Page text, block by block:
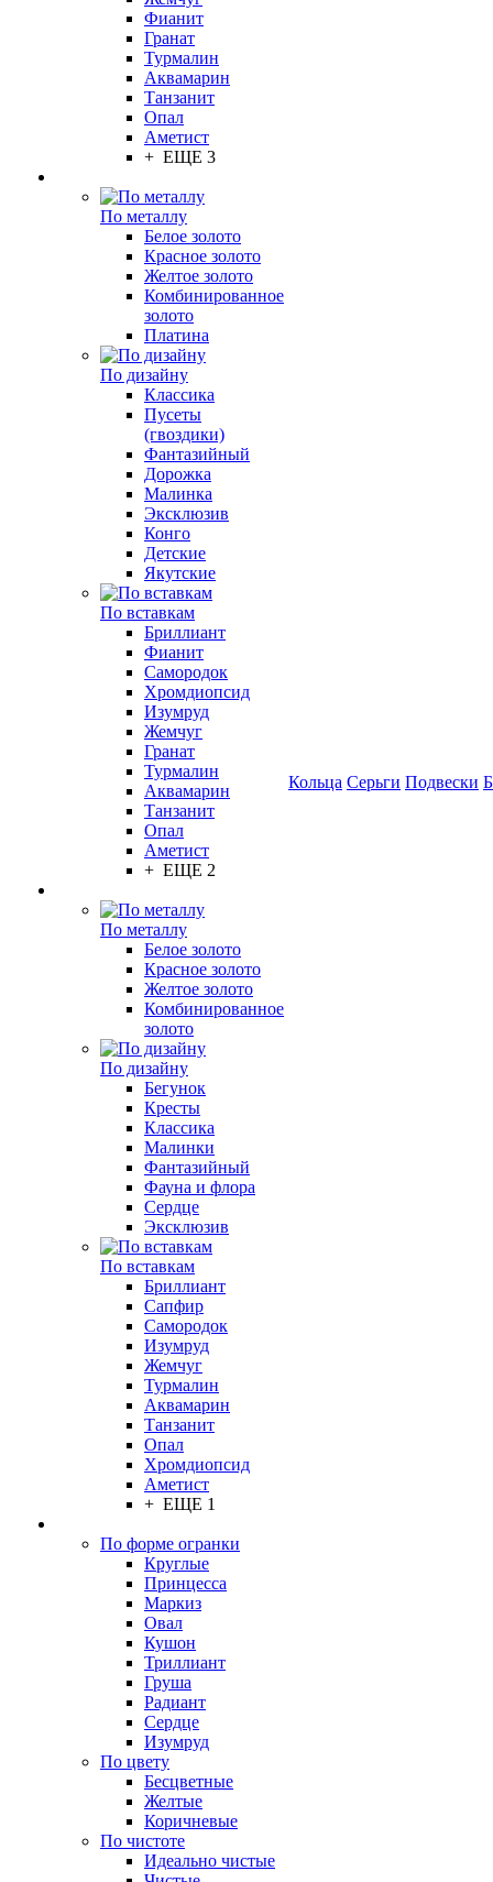
Фианит
Гранат
Турмалин
Аквамарин
Танзанит
Опал
Аметист
+ ЕЩЕ 3
По металлу
Белое золото
Красное золото
Желтое золото
Комбинированное
золото
Платина
По дизайну
Классика
Пусеты
(гвоздики)
Фантазийный
Дорожка
Малинка
Эксклюзив
Конго
Детские
Якутские
По вставкам
Бриллиант
Фианит
Самородок
Хромдиопсид
Изумруд
Жемчуг
Гранат
Турмалин
Аквамарин
Танзанит
Опал
Аметист
+ ЕЩЕ 2
По металлу
Белое золото
Красное золото
Желтое золото
Комбинированное
золото
По дизайну
Бегунок
Кресты
Классика
Малинки
Фантазийный
Фауна и флора
Сердце
Эксклюзив
По вставкам
Бриллиант
Сапфир
Самородок
Изумруд
Жемчуг
Турмалин
Аквамарин
Танзанит
Опал
Хромдиопсид
Аметист
+ ЕЩЕ 1
По форме огранки
Круглые
Принцесса
Маркиз
Овал
Кушон
Триллиант
Груша
Радиант
Сердце
Изумруд
По цвету
Бесцветные
Желтые
Коричневые
По чистоте
Идеально чистые
Кольца Серьги Подвески